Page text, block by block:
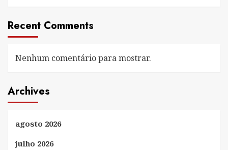
Recent Comments
Nenhum comentário para mostrar.
Archives
agosto 2026
julho 2026